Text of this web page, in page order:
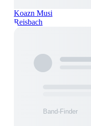
Koazn Musi
Reisbach